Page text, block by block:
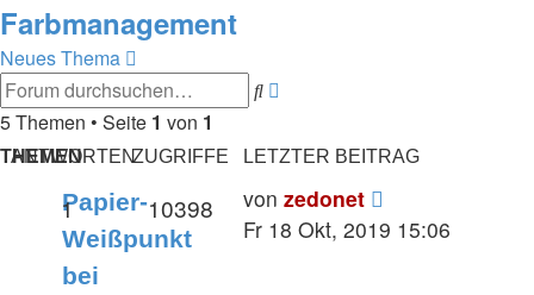
Farbmanagement
Neues Thema
Suche
5 Themen • Seite 1 von 1
THEMEN
ANTWORTENZUGRIFFE LETZTER BEITRAG
Papier-
Weißpunkt
bei
1 10398 von zedonet
Fr 18 Okt, 2019 15:06